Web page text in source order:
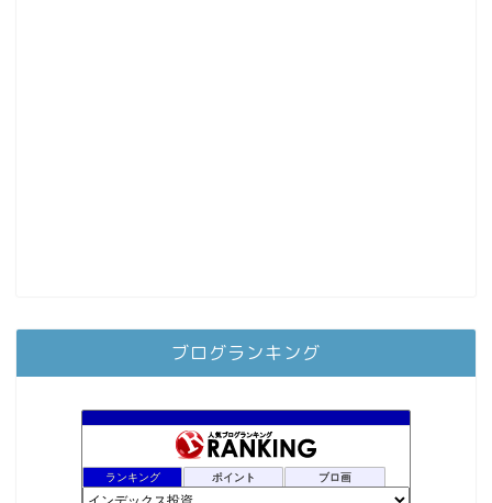
ブログランキング
ランキング ポイント ブロ画